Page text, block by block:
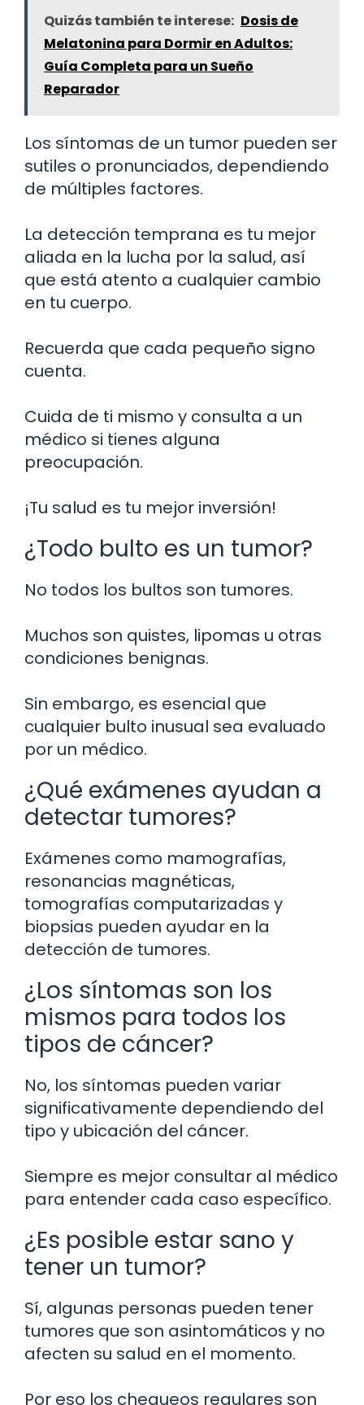
Quizás también te interese: Dosis de
Melatonina para Dormir en Adultos:
Guía Completa para un Sueño
Reparador
Los síntomas de un tumor pueden ser
sutiles o pronunciados, dependiendo
de múltiples factores.
La detección temprana es tu mejor
aliada en la lucha por la salud, así
que está atento a cualquier cambio
en tu cuerpo.
Recuerda que cada pequeño signo
cuenta.
Cuida de ti mismo y consulta a un
médico si tienes alguna
preocupación.
¡Tu salud es tu mejor inversión!
¿Todo bulto es un tumor?
No todos los bultos son tumores.
Muchos son quistes, lipomas u otras
condiciones benignas.
Sin embargo, es esencial que
cualquier bulto inusual sea evaluado
por un médico.
¿Qué exámenes ayudan a
detectar tumores?
Exámenes como mamografías,
resonancias magnéticas,
tomografías computarizadas y
biopsias pueden ayudar en la
detección de tumores.
¿Los síntomas son los
mismos para todos los
tipos de cáncer?
No, los síntomas pueden variar
significativamente dependiendo del
tipo y ubicación del cáncer.
Siempre es mejor consultar al médico
para entender cada caso específico.
¿Es posible estar sano y
tener un tumor?
Sí, algunas personas pueden tener
tumores que son asintomáticos y no
afecten su salud en el momento.
Por eso los chequeos regulares son